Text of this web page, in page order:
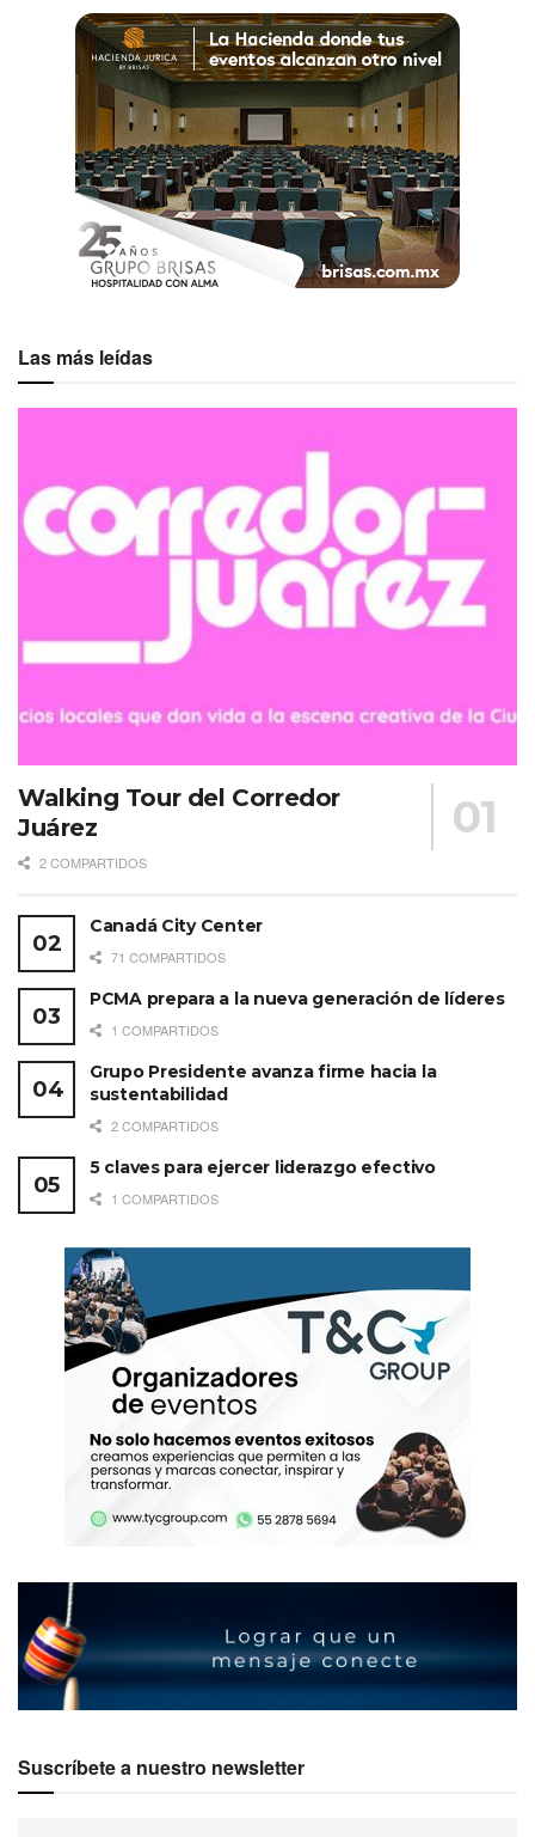
VIP
Para quienes buscan un espacio exclusivo y sofisticado,
Fairmont Mayakoba posee el Maykana Beach Club, un
espacio donde la música en vivo y la gastronomía crean el
ambiente ideal para cerrar cualquier reunión con broche
A detalle:
+37,000 m2 de espacio para eventos
2 salones multifuncionales
Ubicación privilegiada en un complejo de 200
hectáreas
Más información:Fairmont Mayakoba
Las más leídas
Walking Tour del Corredor
Juárez
2 COMPARTIDOS
Canadá City Center
71 COMPARTIDOS
PCMA prepara a la nueva generación de líderes
1 COMPARTIDOS
Grupo Presidente avanza firme hacia la
sustentabilidad
2 COMPARTIDOS
5 claves para ejercer liderazgo efectivo
1 COMPARTIDOS
Suscríbete a nuestro newsletter